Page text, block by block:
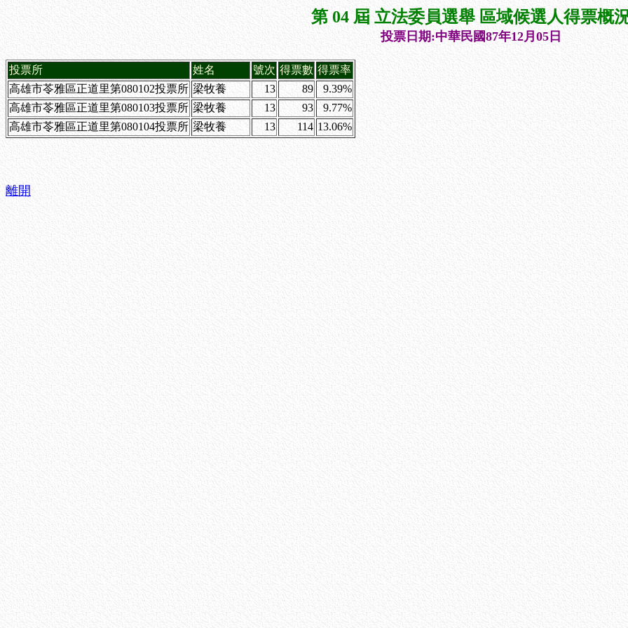
第 04 屆 立法委員選舉 區域候選人得票概
投票日期:中華民國87年12月05日
投票所 姓名 號次 得票數 得票率
高雄市苓雅區正道里第080102投票所 梁牧養 13 89
9.39%
高雄市苓雅區正道里第080103投票所 梁牧養 13 93
9.77%
高雄市苓雅區正道里第080104投票所 梁牧養 13 114 13.06%
離開